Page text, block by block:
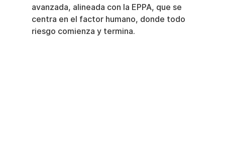
avanzada, alineada con la EPPA, que se
centra en el factor humano, donde todo
riesgo comienza y termina.